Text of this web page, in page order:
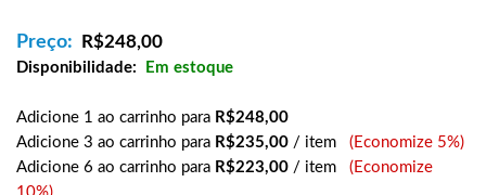
Preço: R$248,00
Disponibilidade: Em estoque
Adicione 1 ao carrinho para R$248,00
Adicione 3 ao carrinho para R$235,00 / item (Economize 5%)
Adicione 6 ao carrinho para R$223,00 / item (Economize